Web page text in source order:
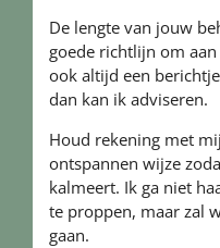
De lengte van jouw
goede richtlijn om
ook altijd een
dan kan ik adviseren.
Houd rekening met
ontspannen wijze
kalmeert. Ik ga niet
te proppen, maar zal
gaan.